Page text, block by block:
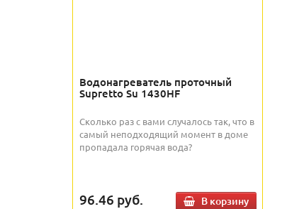
Водонагреватель проточный
Supretto Su 1430HF
Сколько раз с вами случалось так, что в
самый неподходящий момент в доме
пропадала горячая вода?
96.46 руб. В корзину